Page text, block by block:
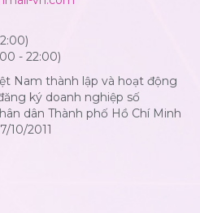
- 22:00)
Nam thành lập và hoạt động
ký doanh nghiệp số
dân Thành phố Hồ Chí Minh
10/2011